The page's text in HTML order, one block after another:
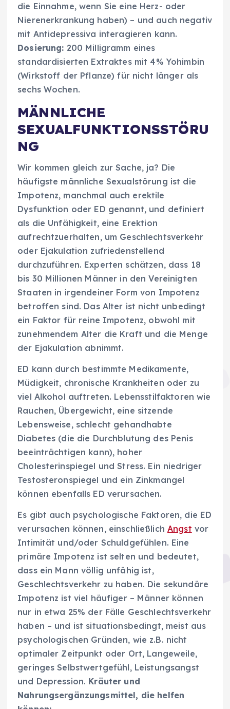
die Einnahme, wenn Sie eine Herz- oder
Nierenerkrankung haben) – und auch negativ
mit Antidepressiva interagieren kann.
Dosierung: 200 Milligramm eines
standardisierten Extraktes mit 4% Yohimbin
(Wirkstoff der Pflanze) für nicht länger als
sechs Wochen.
MÄNNLICHE
SEXUALFUNKTIONSSTÖRU
NG
Wir kommen gleich zur Sache, ja? Die
häufigste männliche Sexualstörung ist die
Impotenz, manchmal auch erektile
Dysfunktion oder ED genannt, und definiert
als die Unfähigkeit, eine Erektion
aufrechtzuerhalten, um Geschlechtsverkehr
oder Ejakulation zufriedenstellend
durchzuführen. Experten schätzen, dass 18
bis 30 Millionen Männer in den Vereinigten
Staaten in irgendeiner Form von Impotenz
betroffen sind. Das Alter ist nicht unbedingt
ein Faktor für reine Impotenz, obwohl mit
zunehmendem Alter die Kraft und die Menge
der Ejakulation abnimmt.
ED kann durch bestimmte Medikamente,
Müdigkeit, chronische Krankheiten oder zu
viel Alkohol auftreten. Lebensstilfaktoren wie
Rauchen, Übergewicht, eine sitzende
Lebensweise, schlecht gehandhabte
Diabetes (die die Durchblutung des Penis
beeinträchtigen kann), hoher
Cholesterinspiegel und Stress. Ein niedriger
Testosteronspiegel und ein Zinkmangel
können ebenfalls ED verursachen.
Es gibt auch psychologische Faktoren, die ED
verursachen können, einschließlichAngst vor
Intimität und/oder Schuldgefühlen. Eine
primäre Impotenz ist selten und bedeutet,
dass ein Mann völlig unfähig ist,
Geschlechtsverkehr zu haben. Die sekundäre
Impotenz ist viel häufiger – Männer können
nur in etwa 25% der Fälle Geschlechtsverkehr
haben – und ist situationsbedingt, meist aus
psychologischen Gründen, wie z.B. nicht
optimaler Zeitpunkt oder Ort, Langeweile,
geringes Selbstwertgefühl, Leistungsangst
und Depression. Kräuter und
Nahrungsergänzungsmittel, die helfen